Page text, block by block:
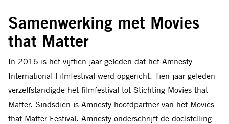
Samenwerking met Movies
that Matter
In 2016 is het vijftien jaar geleden dat het Amnesty
International Filmfestival werd opgericht. Tien jaar geleden
verzelfstandigde het filmfestival tot Stichting Movies that
Matter. Sindsdien is Amnesty hoofdpartner van het Movies
that Matter Festival. Amnesty onderschrijft de doelstelling